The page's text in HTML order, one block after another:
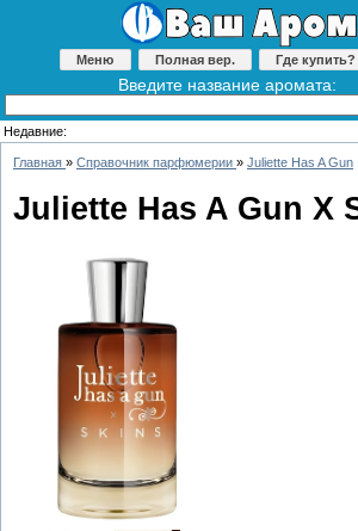
Меню Полная вер. Где купить?
Введите название аромата:
Недавние:
Главная » Справочник парфюмерии » Juliette Has A Gun
Juliette Has A Gun X